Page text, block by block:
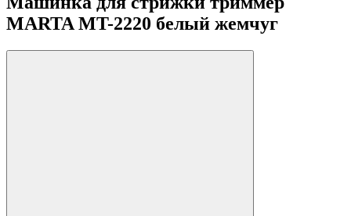
MARTA MT-2220 белый жемчуг